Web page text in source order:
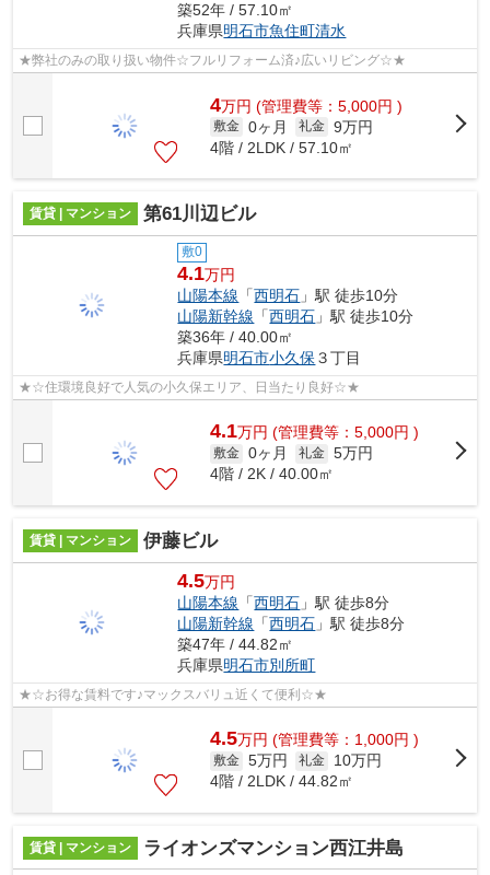
築52年 / 57.10㎡
兵庫県明石市魚住町清水
★弊社のみの取り扱い物件☆フルリフォーム済♪広いリビング☆★
4万円 (管理費等：5,000円 )
敷金 0ヶ月 礼金 9万円
4階 / 2LDK / 57.10㎡
賃貸 | マンション 第61川辺ビル
敷0
4.1万円
山陽本線 「西明石 」駅 徒歩10分
山陽新幹線 「西明石 」駅 徒歩10分
築36年 / 40.00㎡
兵庫県明石市小久保３丁目
★☆住環境良好で人気の小久保エリア、日当たり良好☆★
4.1万円 (管理費等：5,000円 )
敷金 0ヶ月 礼金 5万円
4階 / 2K / 40.00㎡
賃貸 | マンション 伊藤ビル
4.5万円
山陽本線 「西明石 」駅 徒歩8分
山陽新幹線 「西明石 」駅 徒歩8分
築47年 / 44.82㎡
兵庫県明石市別所町
★☆お得な賃料です♪マックスバリュ近くて便利☆★
4.5万円 (管理費等：1,000円 )
敷金 5万円 礼金
10万円
4階 / 2LDK / 44.82㎡
賃貸 | マンション ライオンズマンション西江井島